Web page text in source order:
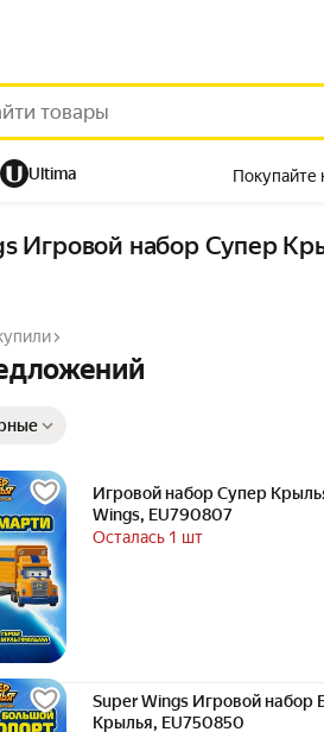
Ultima Покупайте
Игровой набор Супер
Игровой набор Супер
Wings, EU790807
Осталась 1 шт
Super Wings Игровой набор
Крылья, EU750850